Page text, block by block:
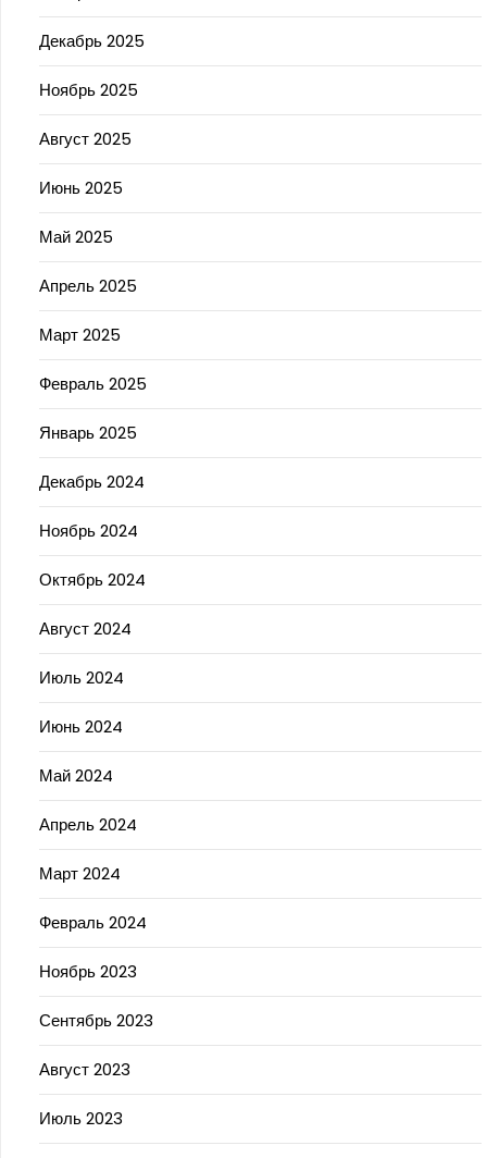
Декабрь 2025
Ноябрь 2025
Август 2025
Июнь 2025
Май 2025
Апрель 2025
Март 2025
Февраль 2025
Январь 2025
Декабрь 2024
Ноябрь 2024
Октябрь 2024
Август 2024
Июль 2024
Июнь 2024
Май 2024
Апрель 2024
Март 2024
Февраль 2024
Ноябрь 2023
Сентябрь 2023
Август 2023
Июль 2023